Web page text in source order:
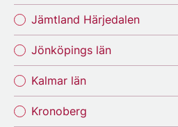
Jämtland Härjedalen
Jönköpings län
Kalmar län
Kronoberg